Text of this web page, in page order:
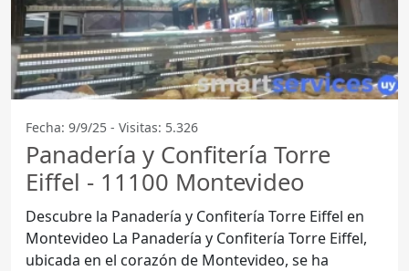
Fecha: 9/9/25 - Visitas: 5.326
Panadería y Confitería Torre
Eiffel - 11100 Montevideo
Descubre la Panadería y Confitería Torre Eiffel en
Montevideo La Panadería y Confitería Torre Eiffel,
ubicada en el corazón de Montevideo, se ha